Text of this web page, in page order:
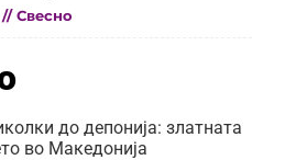
// Свесно
до депонија: златната
во Македонија